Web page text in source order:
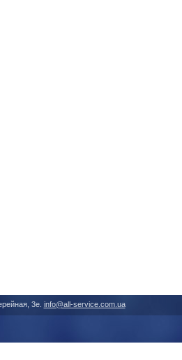
3е. info@all-service.com.ua